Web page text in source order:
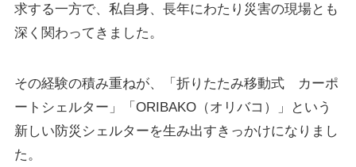
求する一方で、私自身、長年にわたり災害の現場とも
深く関わってきました。
その経験の積み重ねが、「折りたたみ移動式 カーポ
ートシェルター」「ORIBAKO（オリバコ）」という
新しい防災シェルターを生み出すきっかけになりまし
た。